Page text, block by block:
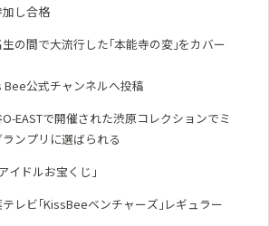
加し合格
の間で大流行した｢本能寺の変｣をカバー
Bee公式チャンネルへ投稿
EASTで開催された渋原コレクションでミ
ランプリに選ばられる
イドルお宝くじ｣
レビ｢KissBeeベンチャーズ｣レギュラー